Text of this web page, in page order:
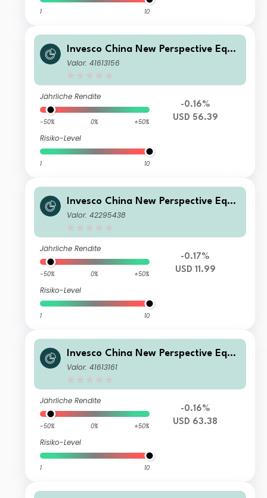
1 10
Invesco China New Perspective Equit
y Fund A Annual Distribution USD
Valor: 41613156
Jährliche Rendite
-50% 0% +50%
Risiko-Level
1 10
-0.16%
USD 56.39
Invesco China New Perspective Equit
y Fund Z Annual Distribution USD
Valor: 42295438
Jährliche Rendite
-50% 0% +50%
Risiko-Level
1 10
-0.17%
USD 11.99
Invesco China New Perspective Equit
y Fund C Annual Distribution USD
Valor: 41613161
Jährliche Rendite
-50% 0% +50%
Risiko-Level
1 10
-0.16%
USD 63.38